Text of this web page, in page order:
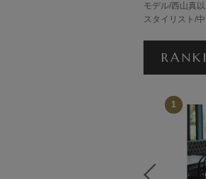
モデル/西山真
スタイリスト/
1